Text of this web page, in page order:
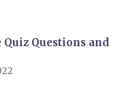
Quiz Questions and